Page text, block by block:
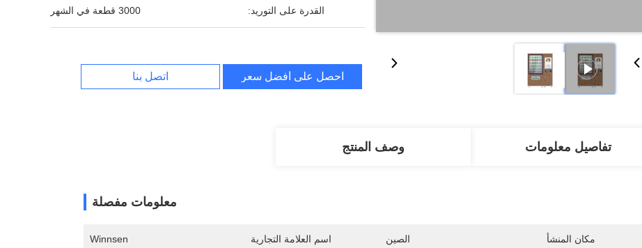
القدرة على التوريد: 3000 قطعة في الشهر
احصل على أفضل سعر اتصل بنا
تفاصيل معلومات وصف المنتج
معلومات مفصلة
مكان المنشأ الصين اسم العلامة التجارية Winnsen